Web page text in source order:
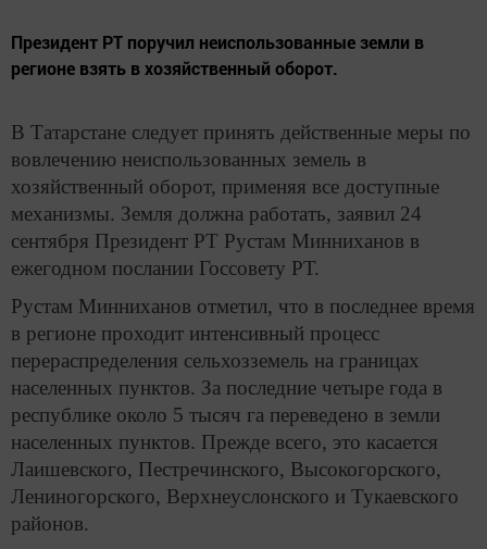
Президент РТ поручил неиспользованные земли в
регионе взять в хозяйственный оборот.
В Татарстане следует принять действенные меры по
вовлечению неиспользованных земель в
хозяйственный оборот, применяя все доступные
механизмы. Земля должна работать, заявил 24
сентября Президент РТ Рустам Минниханов в
ежегодном послании Госсовету РТ.
Рустам Минниханов отметил, что в последнее время
в регионе проходит интенсивный процесс
перераспределения сельхозземель на границах
населенных пунктов. За последние четыре года в
республике около 5 тысяч га переведено в земли
населенных пунктов. Прежде всего, это касается
Лаишевского, Пестречинского, Высокогорского,
Лениногорского, Верхнеуслонского и Тукаевского
районов.